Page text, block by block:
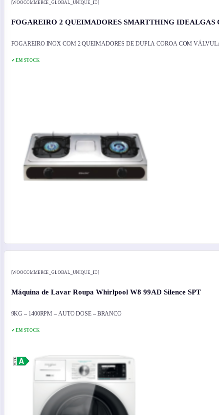
[WOOCOMMERCE_GLOBAL_UNIQUE_ID]
FOGAREIRO 2 QUEIMADORES SMARTTHING IDEALGAS
FOGAREIRO INOX COM 2 QUEIMADORES DE DUPLA COROA COM
✔ EM STOCK
[WOOCOMMERCE_GLOBAL_UNIQUE_ID]
Máquina de Lavar Roupa Whirlpool W8 99AD Silence SPT
9KG – 1400RPM – AUTO DOSE – BRANCO
✔ EM STOCK